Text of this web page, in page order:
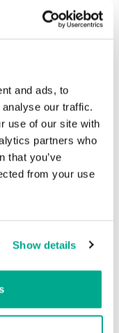
and ads, to
our traffic.
use of our site with
partners who
that you’ve
from your use
Show details
será publicada. Los
con